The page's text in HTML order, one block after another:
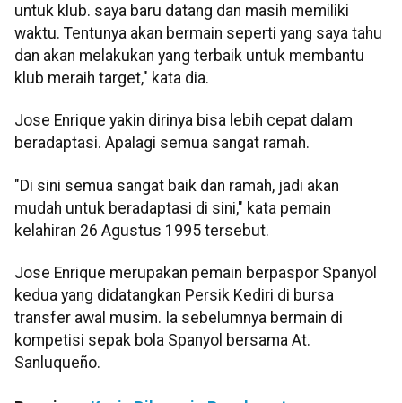
untuk klub. saya baru datang dan masih memiliki
waktu. Tentunya akan bermain seperti yang saya tahu
dan akan melakukan yang terbaik untuk membantu
klub meraih target," kata dia.
Jose Enrique yakin dirinya bisa lebih cepat dalam
beradaptasi. Apalagi semua sangat ramah.
"Di sini semua sangat baik dan ramah, jadi akan
mudah untuk beradaptasi di sini," kata pemain
kelahiran 26 Agustus 1995 tersebut.
Jose Enrique merupakan pemain berpaspor Spanyol
kedua yang didatangkan Persik Kediri di bursa
transfer awal musim. Ia sebelumnya bermain di
kompetisi sepak bola Spanyol bersama At.
Sanluqueño.